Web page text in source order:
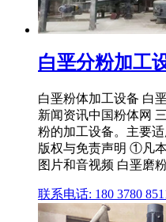
白垩分粉加工
白垩粉体加工设备 白
新闻资讯中国粉体网
粉的加工设备。主要
版权与免责声明 ①凡
图片和音视频 白垩磨
联系电话: 180 3780